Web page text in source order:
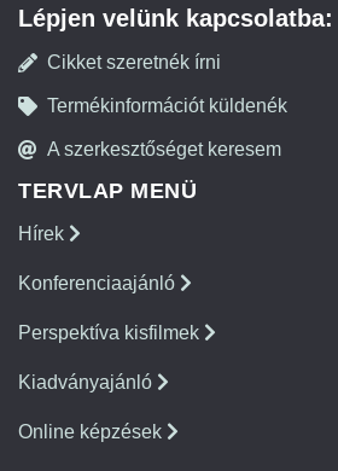
Lépjen velünk kapcsolatba:
Cikket szeretnék írni
Termékinformációt küldenék
A szerkesztőséget keresem
TERVLAP MENÜ
Hírek
Konferenciaajánló
Perspektíva kisfilmek
Kiadványajánló
Online képzések